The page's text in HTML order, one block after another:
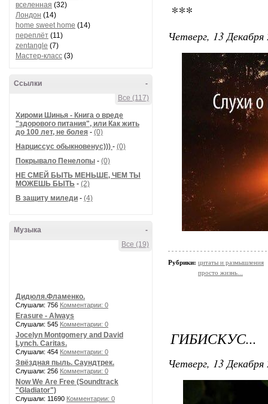
вселенная (32)
Лондон (14)
home sweet home (14)
переплёт (11)
zentangle (7)
Мастер-класс (3)
-
Ссылки
Все (117)
Хироми Шинья - Книга о вреде
"здорового питания", или Как жить
до 100 лет, не болея - (0)
Нарциссус обыкновенус))) - (0)
Покрывало Пенелопы - (0)
НЕ СМЕЙ БЫТЬ МЕНЬШЕ, ЧЕМ ТЫ
МОЖЕШЬ БЫТЬ - (2)
В защиту миледи - (4)
-
Музыка
Все (19)
Дидюля.Фламенко.
Слушали: 756 Комментарии: 0
Erasure - Always
Слушали: 545 Комментарии: 0
Jocelyn Montgomery and David
Lynch. Caritas.
Слушали: 454 Комментарии: 0
Звёздная пыль. Саундтрек.
Слушали: 256 Комментарии: 0
Now We Are Free (Soundtrack
"Gladiator")
Слушали: 11690 Комментарии: 0
***
Четверг, 13
Рубрики: цитаты и размышления
просто жизнь...
ГИБИСКУС...
Четверг, 13